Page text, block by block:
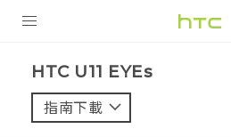
VIVE
HTC U11 EYEs‎
指南下載